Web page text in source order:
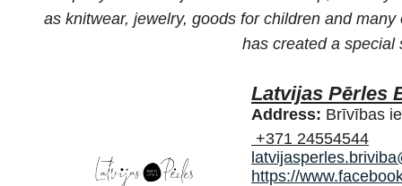
as knitwear, jewelry, goods for children and
has created a special
Latvijas Pērles
Address: Brīvības
+371 24554544
https://